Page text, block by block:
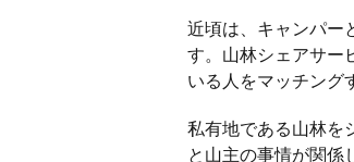
近頃は、キャンパー
す。山林シェアサー
いる人をマッチング
私有地である山林を
と山主の事情が関係